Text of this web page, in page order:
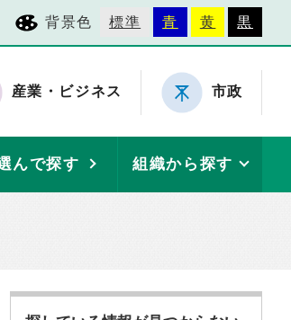
背景色 標準 青 黄 黒
産業・ビジネス 市政
んで探す 組織から探す